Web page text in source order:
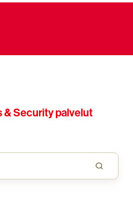
& Security palvelut